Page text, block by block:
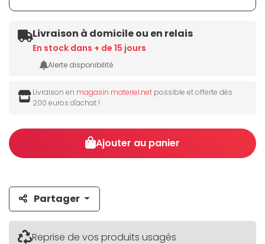
Livraison à domicile ou en relais
En stock dans + de 15 jours
Alerte disponibilité
Livraison en magasin materiel.net possible et offerte dès
200 euros d'achat !
Ajouter au panier
Partager
Reprise de vos produits usagés